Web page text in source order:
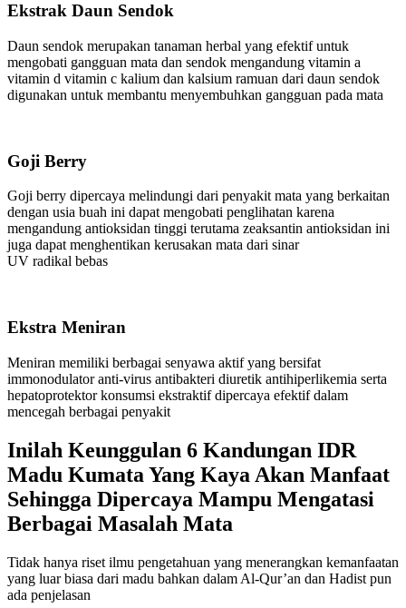
Ekstrak Daun Sendok
Daun sendok merupakan tanaman herbal yang efektif untuk
mengobati gangguan mata dan sendok mengandung vitamin a
vitamin d vitamin c kalium dan kalsium ramuan dari daun sendok
digunakan untuk membantu menyembuhkan gangguan pada mata
Goji Berry
Goji berry dipercaya melindungi dari penyakit mata yang berkaitan
dengan usia buah ini dapat mengobati penglihatan karena
mengandung antioksidan tinggi terutama zeaksantin antioksidan ini
juga dapat menghentikan kerusakan mata dari sinar
UV radikal bebas
Ekstra Meniran
Meniran memiliki berbagai senyawa aktif yang bersifat
immonodulator anti-virus antibakteri diuretik antihiperlikemia serta
hepatoprotektor konsumsi ekstraktif dipercaya efektif dalam
mencegah berbagai penyakit
Inilah Keunggulan 6 Kandungan IDR
Madu Kumata Yang Kaya Akan Manfaat
Sehingga Dipercaya Mampu Mengatasi
Berbagai Masalah Mata
Tidak hanya riset ilmu pengetahuan yang menerangkan kemanfaatan
yang luar biasa dari madu bahkan dalam Al-Qur’an dan Hadist pun
ada penjelasan